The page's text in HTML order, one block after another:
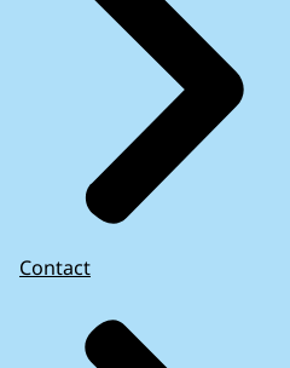
Contact